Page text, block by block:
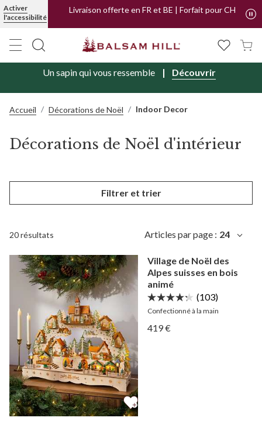
Activer
l'accessibilité
Livraison offerte en FR et BE | Forfait pour CH
Un sapin qui vous ressemble Découvrir
Accueil Décorations de Noël Indoor Decor
Décorations de Noël d'intérieur
Filtrer et trier
20 résultats Articles par page : 24
Village de Noël des
Alpes suisses en bois
animé
(103)
Confectionné à la main
Afficher Village de Noël
Afficher Village de Noël
419 €